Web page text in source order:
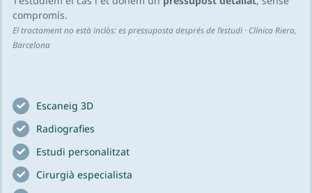
Ortodoncia
Otras especialidades
Blog
compromís.
El tractament no està inclòs: es pressuposta després de l’estudi · Clínica Riera,
Barcelona
Escaneig 3D
Radiografies
Estudi personalitzat
Cirurgià especialista